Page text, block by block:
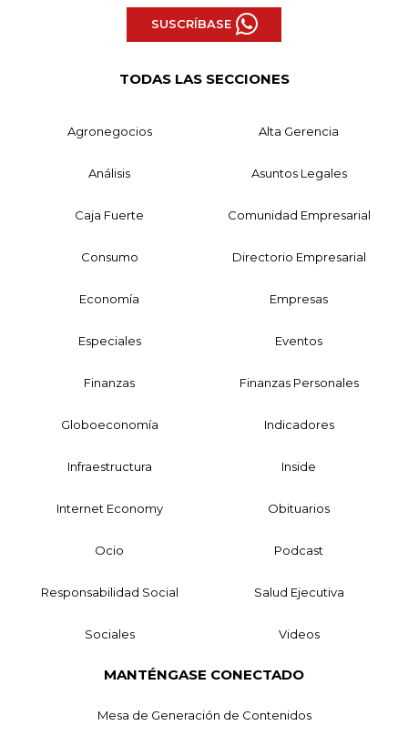
SUSCRÍBASE
TODAS LAS SECCIONES
Agronegocios Alta Gerencia
Análisis Asuntos Legales
Caja Fuerte Comunidad Empresarial
Consumo Directorio Empresarial
Economía Empresas
Especiales Eventos
Finanzas Finanzas Personales
Globoeconomía Indicadores
Infraestructura Inside
Internet Economy Obituarios
Ocio Podcast
Responsabilidad Social Salud Ejecutiva
Sociales Videos
MANTÉNGASE CONECTADO
Mesa de Generación de Contenidos